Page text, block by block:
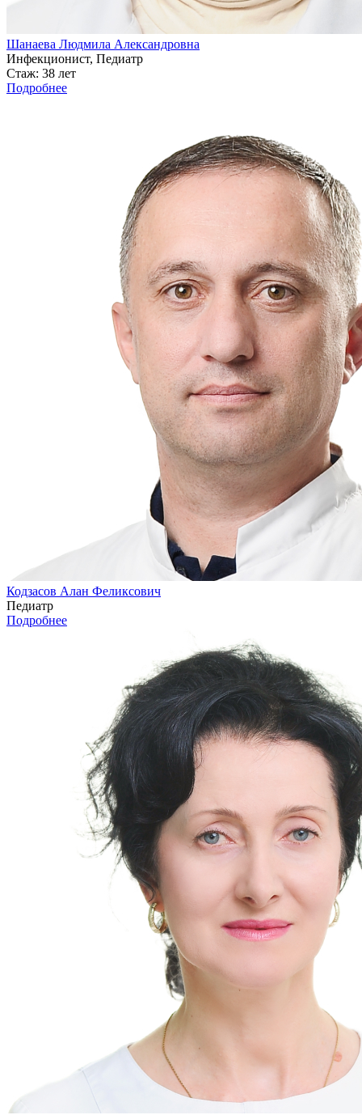
Шанаева Людмила Александровна
Инфекционист, Педиатр
Стаж: 38 лет
Подробнее
Кодзасов Алан Феликсович
Педиатр
Подробнее